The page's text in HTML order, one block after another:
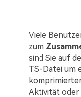
Viele
zum
sind Sie auf
TS-Datei um
Aktivität oder